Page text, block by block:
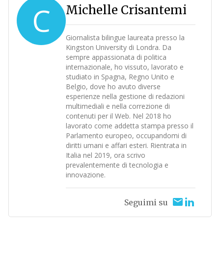
C Michelle Crisantemi
Giornalista bilingue laureata presso la
Kingston University di Londra. Da
sempre appassionata di politica
internazionale, ho vissuto, lavorato e
studiato in Spagna, Regno Unito e
Belgio, dove ho avuto diverse
esperienze nella gestione di redazioni
multimediali e nella correzione di
contenuti per il Web. Nel 2018 ho
lavorato come addetta stampa presso il
Parlamento europeo, occupandomi di
diritti umani e affari esteri. Rientrata in
Italia nel 2019, ora scrivo
prevalentemente di tecnologia e
innovazione.
Seguimi su